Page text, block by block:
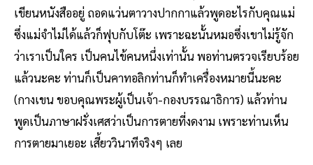
เขียนหนังสืออยู่ ถอดแว่นตาวางปากกาแล้วพูดอะไรกับคุณแม่
ซึ่งแม่จำไม่ได้แล้วก็ฟุบกับโต๊ะ เพราะฉะนั้นหมอซึ่งเขาไม่รู้จัก
ว่าเราเป็นใคร เป็นคนไข้คนหนึ่งเท่านั้น พอท่านตรวจเรียบร้อย
แล้วนะคะ ท่านก็เป็นคาทอลิกท่านก็ทำเครื่องหมายนี้นะคะ
(กางเขน ขอบคุณพระผู้เป็นเจ้า-กองบรรณาธิการ) แล้วท่าน
พูดเป็นภาษาฝรั่งเศสว่าเป็นการตายที่งดงาม เพราะท่านเห็น
การตายมาเยอะ เสี้ยววินาทีจริงๆ เลย